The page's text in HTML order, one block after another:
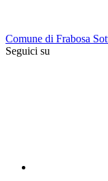
Comune di Frabosa
Seguici su